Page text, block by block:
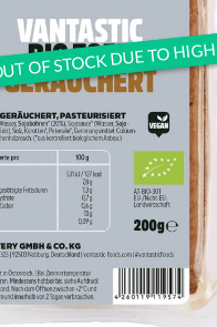
OF STOCK DUE TO
OF STOCK DUE TO